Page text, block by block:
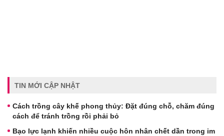
TIN MỚI CẬP NHẬT
Cách trồng cây khế phong thủy: Đặt đúng chỗ, chăm đúng
cách để tránh trồng rồi phải bỏ
Bạo lực lạnh khiến nhiều cuộc hôn nhân chết dần trong im